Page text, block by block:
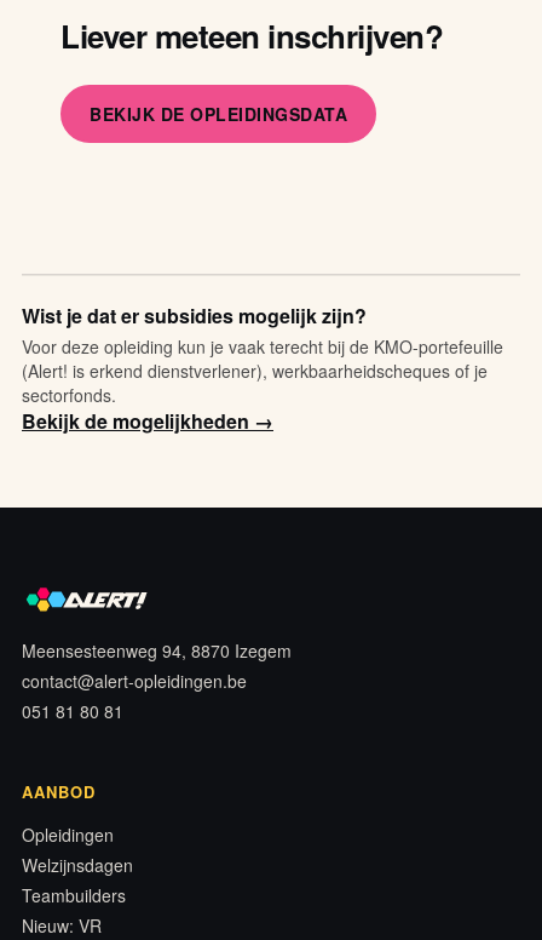
Liever meteen inschrijven?
BEKIJK DE OPLEIDINGSDATA
Wist je dat er subsidies mogelijk zijn?
Voor deze opleiding kun je vaak terecht bij de KMO-portefeuille
(Alert! is erkend dienstverlener), werkbaarheidscheques of je
sectorfonds.
Bekijk de mogelijkheden →
Meensesteenweg 94, 8870 Izegem
contact@alert-opleidingen.be
051 81 80 81
AANBOD
Opleidingen
Welzijnsdagen
Teambuilders
Nieuw: VR